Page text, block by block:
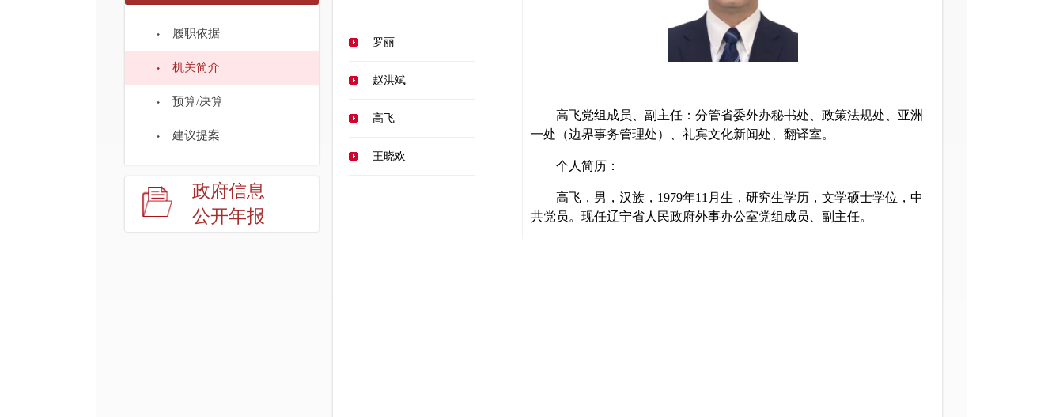
履职依据
机关简介
预算/决算
建议提案
政府信息
公开年报
罗丽
赵洪斌
高飞
王晓欢
高飞党组成员、副主任：分管省委外办秘书处、政策法规处、亚洲
一处（边界事务管理处）、礼宾文化新闻处、翻译室。
个人简历：
高飞，男，汉族， 1979年11 月生，研究生学历，文学硕士学位，中
共党员。现任辽宁省人民政府外事办公室党组成员、副主任。